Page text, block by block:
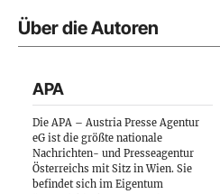
Über die Autoren
APA
Die APA – Austria Presse Agentur
eG ist die größte nationale
Nachrichten- und Presseagentur
Österreichs mit Sitz in Wien. Sie
befindet sich im Eigentum